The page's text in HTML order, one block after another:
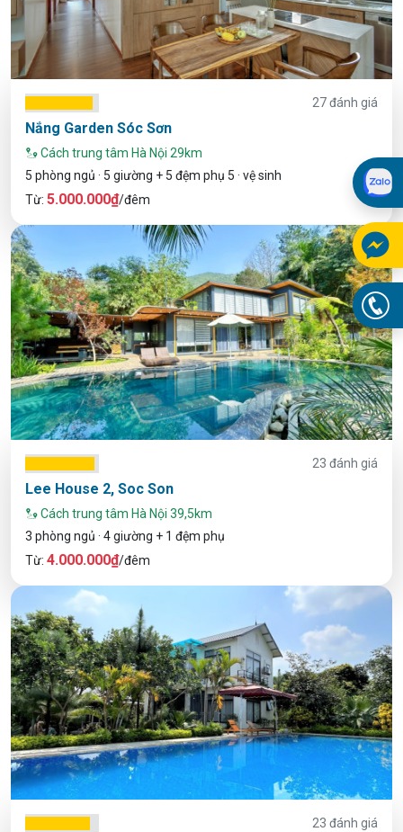
27 đánh giá
Nắng Garden Sóc Sơn
Cách trung tâm Hà Nội 29km
5 phòng ngủ · 5 giường + 5 đệm phụ 5 · vệ sinh
Từ: 5.000.000₫/đêm
23 đánh giá
Lee House 2, Soc Son
Cách trung tâm Hà Nội 39,5km
3 phòng ngủ · 4 giường + 1 đệm phụ
Từ: 4.000.000₫/đêm
23 đánh giá